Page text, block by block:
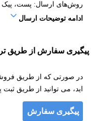
روش‌های ارسال: پست، پیک
ادامه توضیحات ارسال
پیگیری سفارش از طریق
در صورتی که از طریق
اید، می توانید از طریق
پیگیری سفارش